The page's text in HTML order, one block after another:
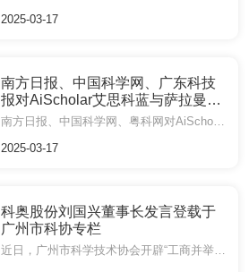
2025-03-17
南方日报、中国科学网、广东科技
报对AiScholar艾思科蓝与萨拉曼卡
大学签订战略合作协议进行报道
南方日报、中国科学网、粤科网对AiScholar艾思科蓝与萨拉曼卡大学签订战略合作协议进行报道
2025-03-17
科奥股份刘国兴董事长发言登载于
广州市科协专栏
近日，广州市科学技术协会开辟“工商并举 两业融合”专栏，编发全市科技工作者学习省、市高质量发展大会精神的体会与贯彻落实情况。广州市政协委员、广州市科协委员、广州科奥信息技术股份有限公司董事长刘国兴的专题发言登载于专栏首期内容，立足科研服务行业实践，分享了科奥股份以科技创新推动制造业与服务业协同发展的思考与行动方向，为广州在“十五五”时期高质量发展贡献新思路。